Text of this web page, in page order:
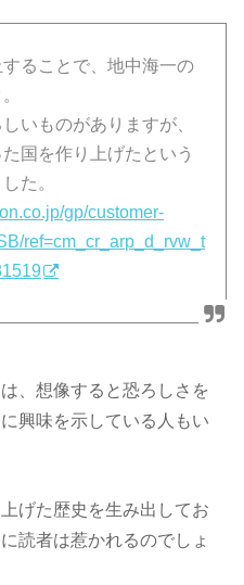
ることで、地中海一の
いものがありますが、
国を作り上げたという
た。
gp/customer-
ref=cm_cr_arp_d_rvw_t
、想像すると恐ろしさを
興味を示している人もい
げた歴史を生み出してお
読者は惹かれるのでしょ